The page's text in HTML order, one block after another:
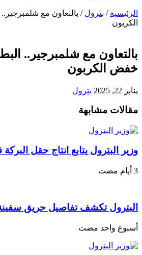
الرئيسية / بترول / بالتعاون مع
الكربون
بالتعاون مع شلمبرجير..
خفض الكربون
يناير 22, 2025 بترول
مقالات مشابهة
وزير البترول يتابع انتاج حقل
البترول تكشف تفاصيل حريق سفينة
‏أسبوع واحد مضت